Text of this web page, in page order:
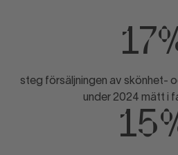
steg försäljningen av skönhet-
under 2024 mätt i